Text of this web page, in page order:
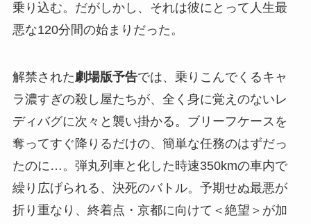
乗り込む。だがしかし、それは彼にとって人生最
悪な120分間の始まりだった。
解禁された劇場版予告では、乗りこんでくるキャ
ラ濃すぎの殺し屋たちが、全く身に覚えのないレ
ディバグに次々と襲い掛かる。ブリーフケースを
奪ってすぐ降りるだけの、簡単な任務のはずだっ
たのに…。弾丸列車と化した時速350kmの車内で
繰り広げられる、決死のバトル。予期せぬ最悪が
折り重なり、終着点・京都に向けて＜絶望＞が加